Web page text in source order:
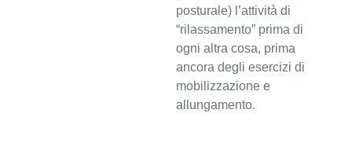
posturale) l’attività di
“rilassamento” prima di
ogni altra cosa, prima
ancora degli esercizi di
mobilizzazione e
allungamento.